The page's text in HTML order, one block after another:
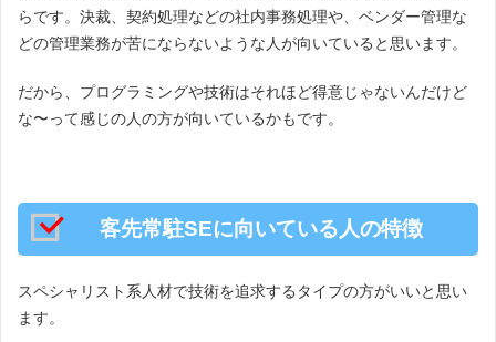
らです。決裁、契約処理などの社内事務処理や、ベンダー管理な
どの管理業務が苦にならないような人が向いていると思います。
だから、プログラミングや技術はそれほど得意じゃないんだけど
な〜って感じの人の方が向いているかもです。
客先常駐SEに向いている人の特徴
スペシャリスト系人材で技術を追求するタイプの方がいいと思い
ます。